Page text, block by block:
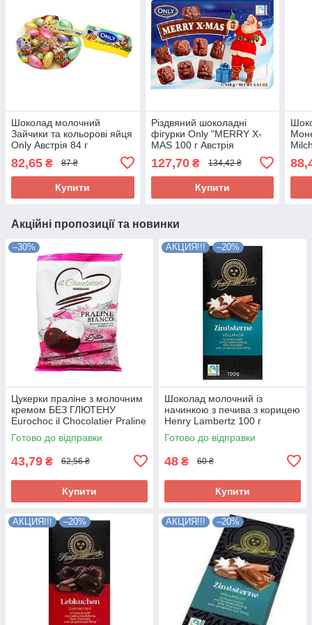
Шоколад молочний
Зайчики та кольорові яйця
Only Австрія 84 г
82,65 ₴ 87 ₴
Купити
Різдвяний шоколадні
фігурки Only "MERRY X-
MAS 100 г Австрія
127,70₴ 134,42 ₴
Купити
Акційні пропозиції та новинки
–30%
Цукерки праліне з молочним
кремом БЕЗ ГЛЮТЕНУ
Eurochoc il Chocolatier Praline
Bianco 100г Іспанія
Готово до відправки
43,79 ₴ 62,56 ₴
Купити
АКЦИЯ!!! –20%
Шоколад молочний із
начинкою з печива з корицею
Henry Lambertz 100 г
Німеччина
Готово до відправки
48 ₴ 60 ₴
Купити
АКЦИЯ!!! –20% АКЦИЯ!!! –20%